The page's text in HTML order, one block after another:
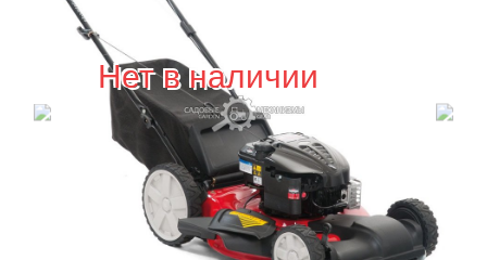
Нет в наличии